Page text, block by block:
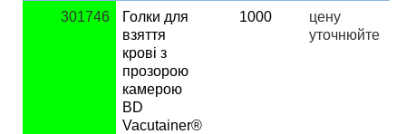
301746
Голки для
взяття
крові з
прозорою
камерою
BD
Vacutainer®
1000 цену
уточнюйте